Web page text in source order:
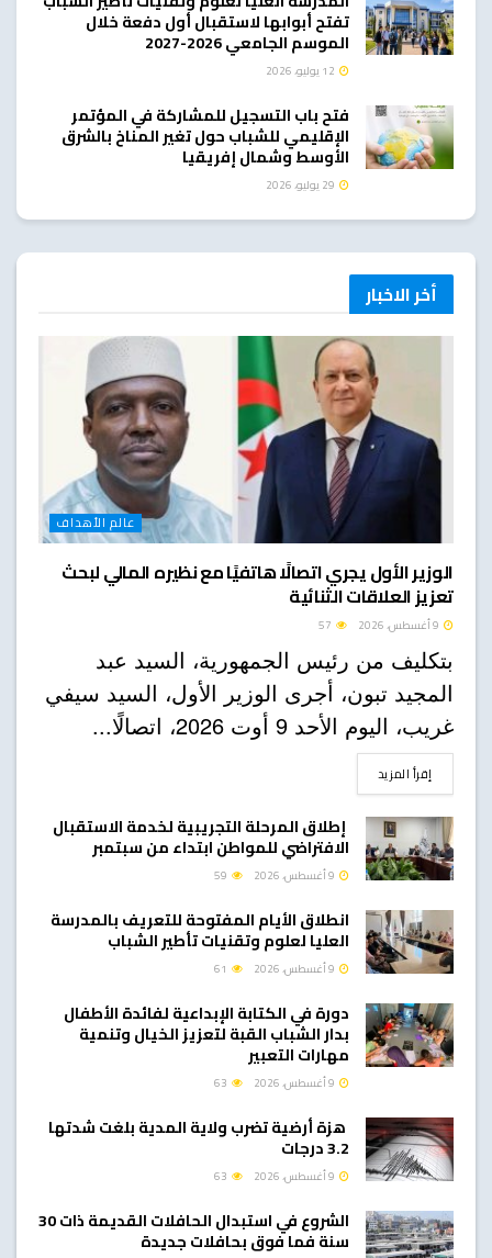
تفتح أبوابها لاستقبال أول دفعة خلال
الموسم الجامعي 2026-2027
فتح باب التسجيل للمشاركة في المؤتمر
الإقليمي للشباب حول تغير المناخ بالشرق
الأوسط وشمال إفريقيا
أخر الاخبار
عالم الأهداف
الوزير الأول يجري اتصالًا هاتفيًا مع نظيره المالي لبحث
تعزيز العلاقات الثنائية
بتكليف من رئيس الجمهورية، السيد عبد
المجيد تبون، أجرى الوزير الأول، السيد سيفي
غريب، اليوم الأحد 9 أوت 2026، اتصالًا...
إقرأ المزيدDETAILS
إطلاق المرحلة التجريبية لخدمة الاستقبال
الافتراضي للمواطن ابتداء من سبتمبر
انطلاق الأيام المفتوحة للتعريف بالمدرسة
العليا لعلوم وتقنيات تأطير الشباب
دورة في الكتابة الإبداعية لفائدة الأطفال
بدار الشباب القبة لتعزيز الخيال وتنمية
مهارات التعبير
هزة أرضية تضرب ولاية المدية بلغت شدتها
3.2 درجات
الشروع في استبدال الحافلات القديمة ذات 30
سنة فما فوق بحافلات جديدة